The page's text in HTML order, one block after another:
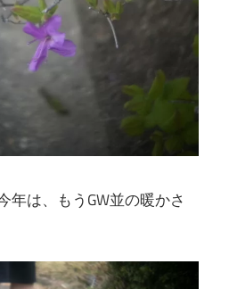
年は、もうGW並の暖かさ